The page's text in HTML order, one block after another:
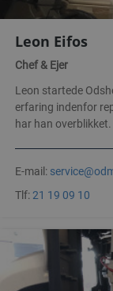
Leon Eifos
Chef & Ejer
Leon startede
erfaring indenfor
har han overblikket.
E-mail:
Tlf:21 19 09 10